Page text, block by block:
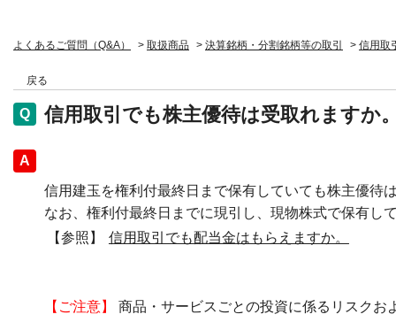
よくあるご質問（Q&A） > 取扱商品 > 決算銘柄・分割銘柄等の取引 > 信用取
戻る
信用取引でも株主優待は受取れますか
回答
信用建玉を権利付最終日まで保有していても株主優待
なお、権利付最終日までに現引し、現物株式で保有し
【参照】
信用取引でも配当金はもらえますか。
【ご注意】 商品・サービスごとの投資に係るリスクお